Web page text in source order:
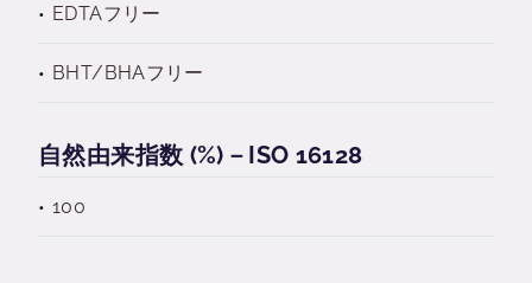
EDTAフリー
BHT/BHAフリー
自然由来指数 (%)－ISO 16128
100